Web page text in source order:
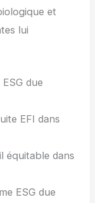
et
lui
due
EFI dans
équitable dans
ESG due